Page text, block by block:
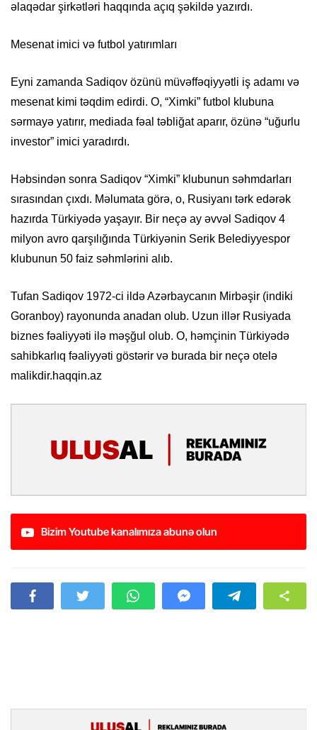
əlaqədar şirkətləri haqqında açıq şəkildə yazırdı.
Mesenat imici və futbol yatırımları
Eyni zamanda Sadiqov özünü müvəffəqiyyətli iş adamı və
mesenat kimi təqdim edirdi. O, “Ximki” futbol klubuna
sərmayə yatırır, mediada fəal təbliğat aparır, özünə “uğurlu
investor” imici yaradırdı.
Həbsindən sonra Sadiqov “Ximki” klubunun səhmdarları
sırasından çıxdı. Məlumata görə, o, Rusiyanı tərk edərək
hazırda Türkiyədə yaşayır. Bir neçə ay əvvəl Sadiqov 4
milyon avro qarşılığında Türkiyənin Serik Belediyyespor
klubunun 50 faiz səhmlərini alıb.
Tufan Sadiqov 1972-ci ildə Azərbaycanın Mirbəşir (indiki
Goranboy) rayonunda anadan olub. Uzun illər Rusiyada
biznes fəaliyyəti ilə məşğul olub. O, həmçinin Türkiyədə
sahibkarlıq fəaliyyəti göstərir və burada bir neçə otelə
malikdir.haqqin.az
Bizim Youtube kanalımıza abunə olun